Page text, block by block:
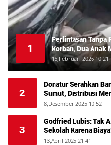
1
Perlintasan Tanpa
Korban, Dua Anak
Deli
16,Februari 2026 10 21
2
Donatur Serahkan
Sumut, Distribusi
8,Desember 2025 10 52
3
Godfried Lubis: Tak
Sekolah Karena
13,April 2025 21 41